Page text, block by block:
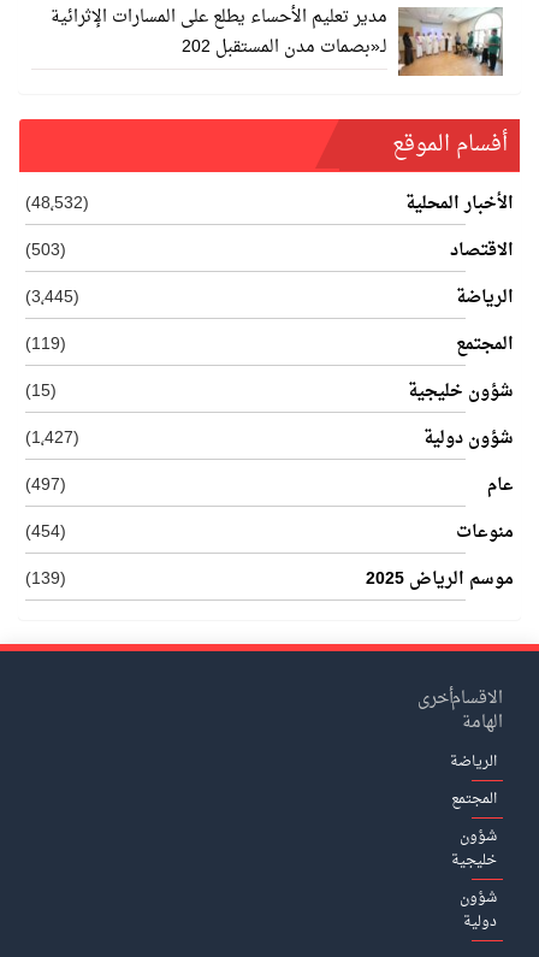
مدير تعليم الأحساء يطلع على المسارات الإثرائية
لـ«بصمات مدن المستقبل 202
أفسام الموقع
الأخبار المحلية
(48٬532)
الاقتصاد
(503)
الرياضة
(3٬445)
المجتمع
(119)
شؤون خليجية
(15)
شؤون دولية
(1٬427)
عام
(497)
منوعات
(454)
موسم الرياض 2025
(139)
الاقسام
الهامة
الرياضة
المجتمع
شؤون
خليجية
شؤون
دولية
أخرى